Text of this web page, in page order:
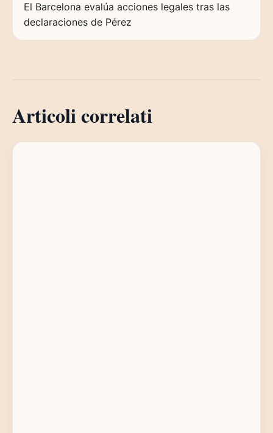
El Barcelona evalúa acciones legales tras las
declaraciones de Pérez
Articoli correlati